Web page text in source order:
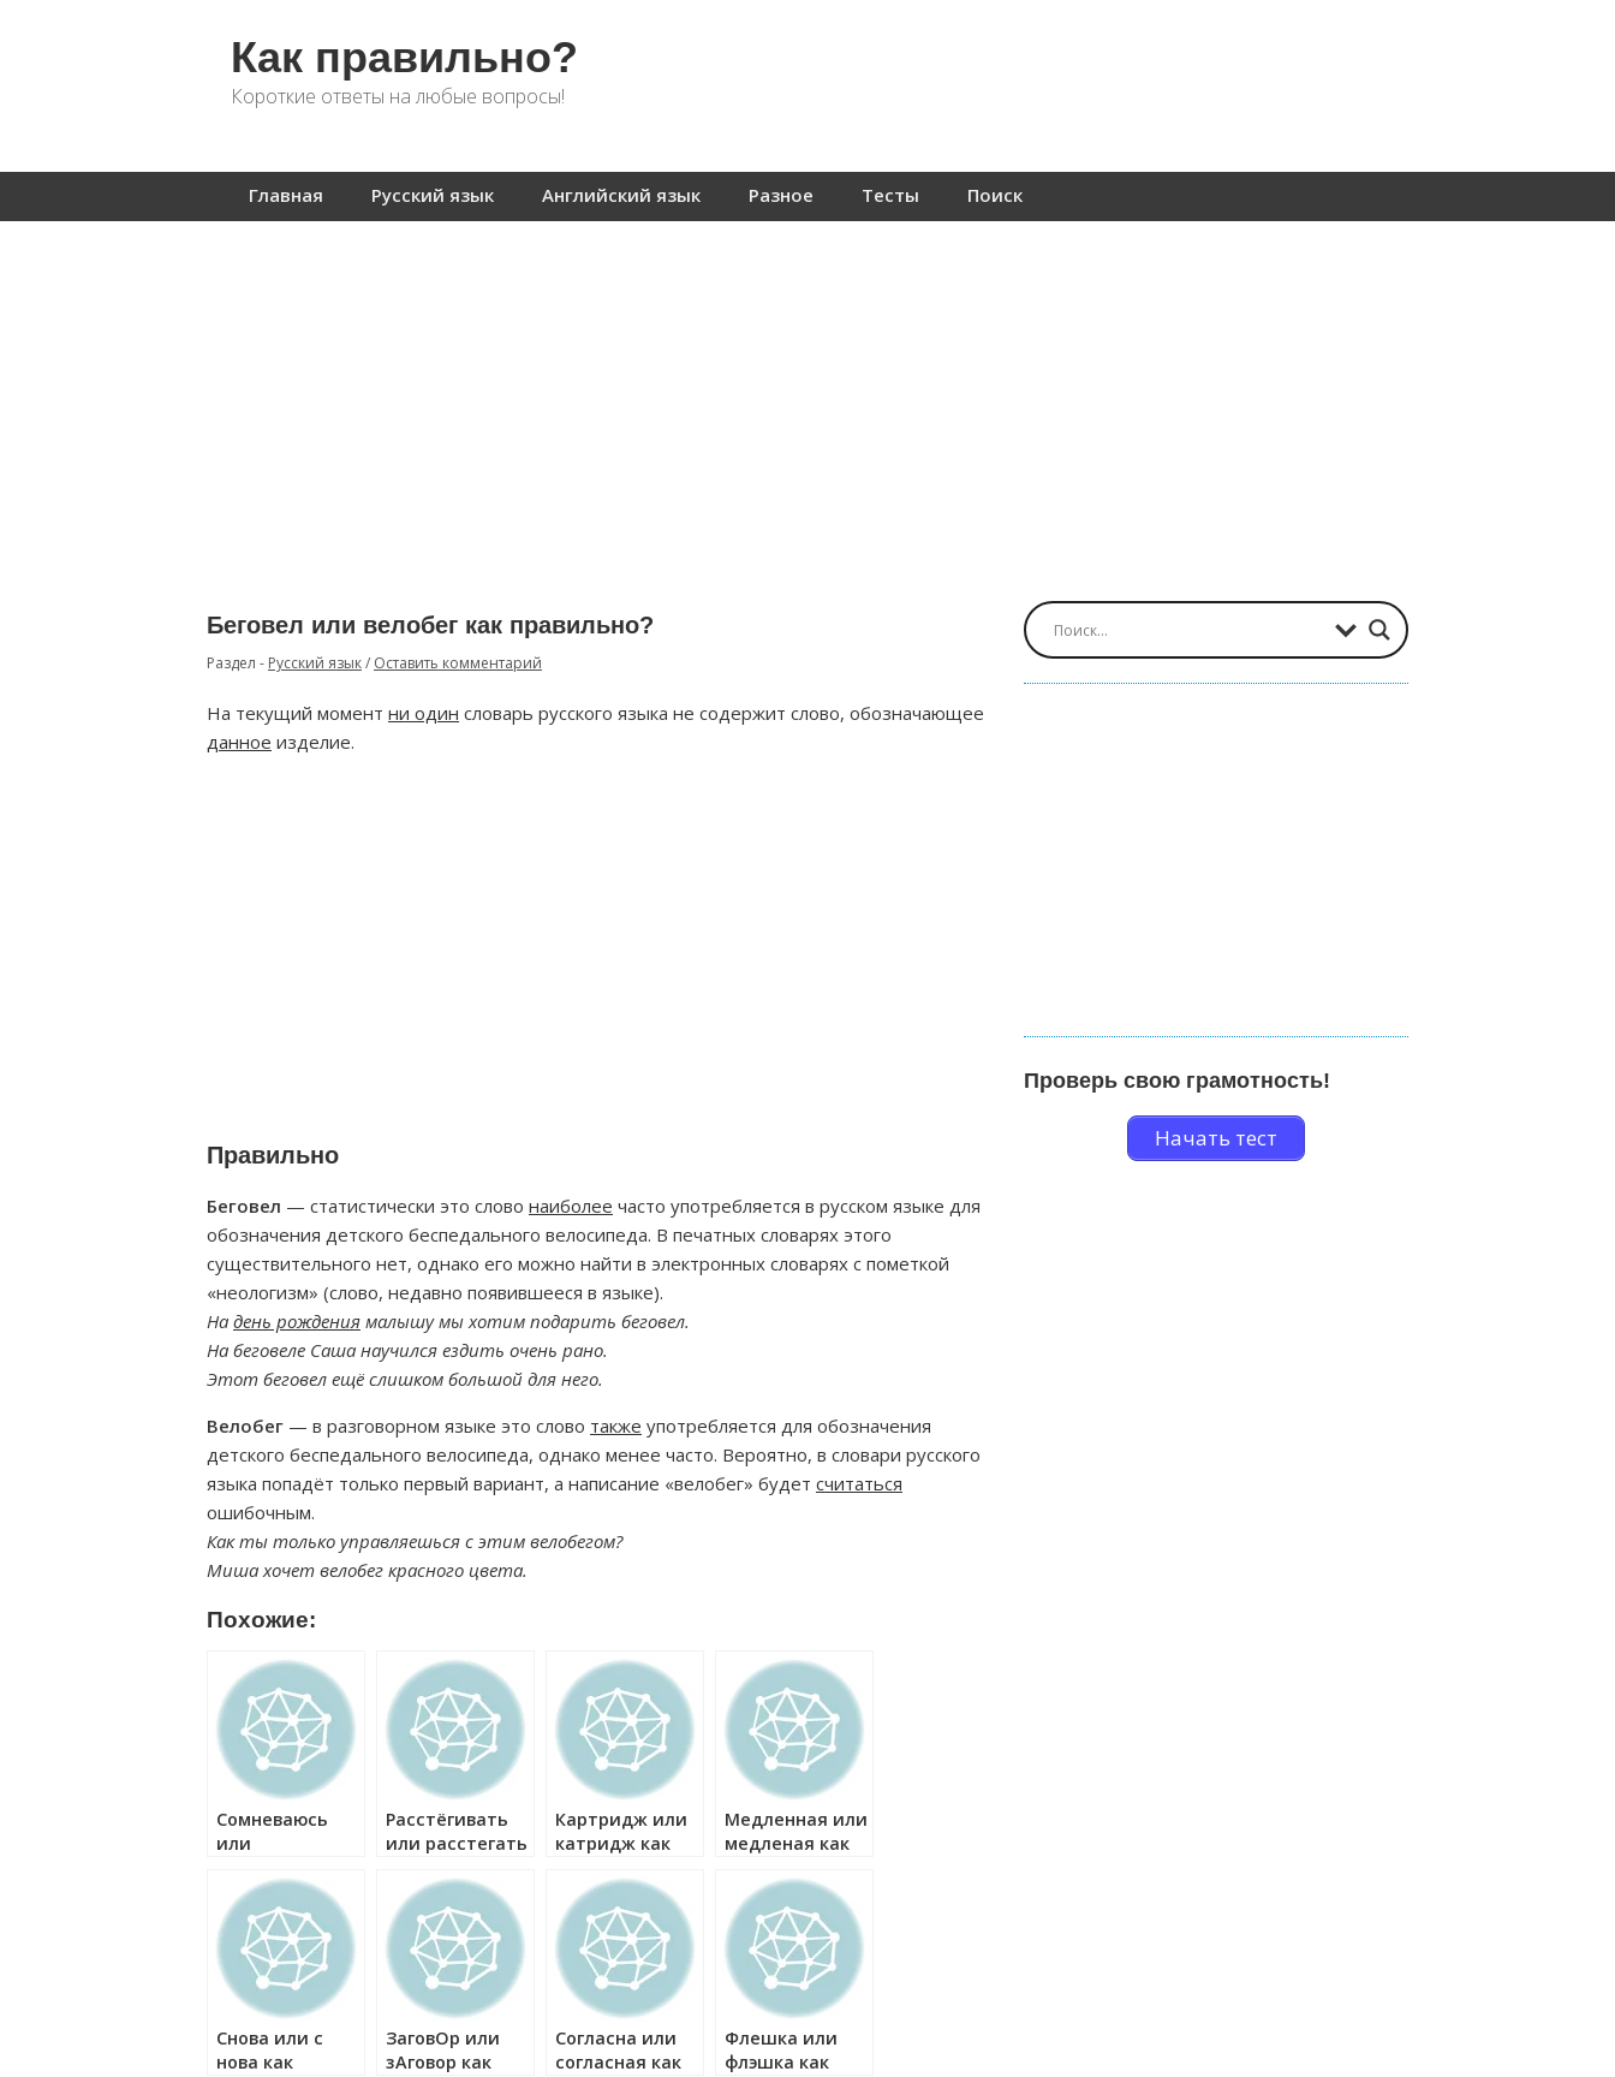
Как правильно?
Короткие ответы на любые вопросы!
Главная Русский язык Английский язык Разное Тесты Поиск
Беговел или велобег как правильно?
Раздел - Русский язык/ Оставить комментарий
На текущий момент ни один словарь русского языка не содержит слово, обозначающее
данное изделие.
Правильно
Беговел — статистически это слово наиболее часто употребляется в русском языке для
обозначения детского беспедального велосипеда. В печатных словарях этого
существительного нет, однако его можно найти в электронных словарях с пометкой
«неологизм» (слово, недавно появившееся в языке).
На день рождения малышу мы хотим подарить беговел.
На беговеле Саша научился ездить очень рано.
Этот беговел ещё слишком большой для него.
Велобег — в разговорном языке это слово также употребляется для обозначения
детского беспедального велосипеда, однако менее часто. Вероятно, в словари русского
языка попадёт только первый вариант, а написание «велобег» будет считаться
ошибочным.
Как ты только управляешься с этим велобегом?
Миша хочет велобег красного цвета.
Похожие:
Сомневаюсь
или
как правильно?
Расстёгивать
или расстегать
Картридж или
катридж как
Медленная или
медленая как
Снова или с
нова как
ЗаговОр или
зАговор как
Согласна или
согласная как
Флешка или
флэшка как
Проверь свою грамотность!
Начать тест